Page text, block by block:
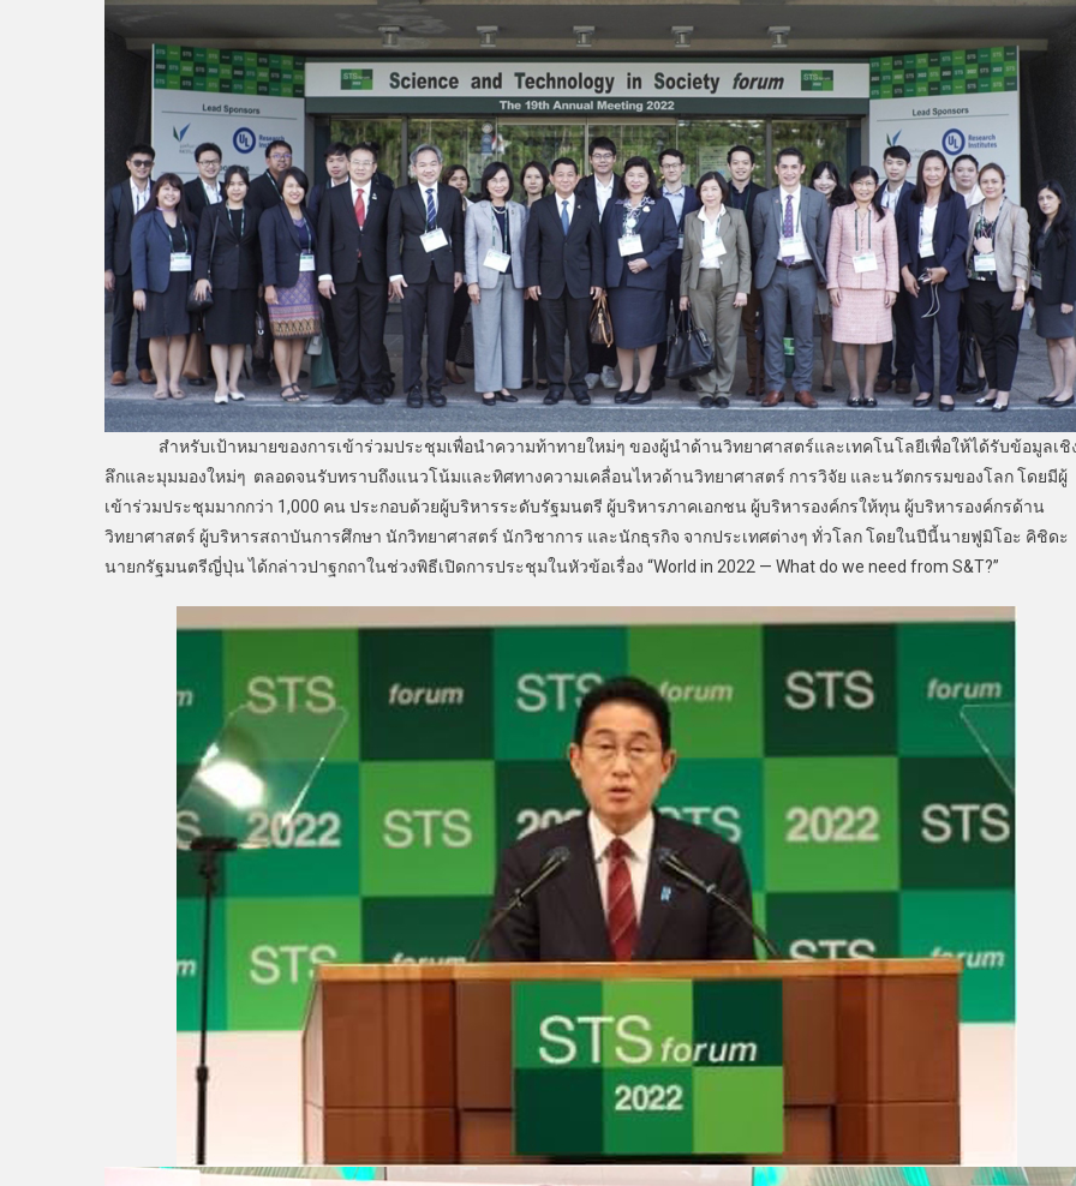
สำหรับเป้าหมายของการเข้าร่วมประชุมเพื่อนำความท้าทายใหม่ๆ ของผู้นำด้านวิทยาศาสตร์และเทคโนโลยีเพื่อให้ได้รับข้อมูลเชิ
ลึกและมุมมองใหม่ๆ ตลอดจนรับทราบถึงแนวโน้มและทิศทางความเคลื่อนไหวด้านวิทยาศาสตร์ การวิจัย และนวัตกรรมของโลก โดยมีผู้
เข้าร่วมประชุมมากกว่า 1,000 คน ประกอบด้วยผู้บริหารระดับรัฐมนตรี ผู้บริหารภาคเอกชน ผู้บริหารองค์กรให้ทุน ผู้บริหารองค์กรด้าน
วิทยาศาสตร์ ผู้บริหารสถาบันการศึกษา นักวิทยาศาสตร์ นักวิชาการ และนักธุรกิจ จากประเทศต่างๆ ทั่วโลก โดยในปีนี้นายฟูมิโอะ คิชิดะ
นายกรัฐมนตรีญี่ปุ่น ได้กล่าวปาฐกถาในช่วงพิธีเปิดการประชุมในหัวข้อเรื่อง “World in 2022 — What do we need from S&T?”